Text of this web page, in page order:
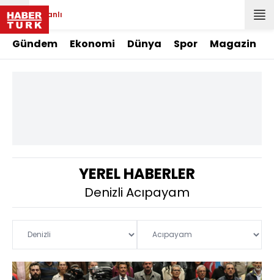
Canlı
Gündem Ekonomi Dünya Spor Magazin
YEREL HABERLER
Denizli Acıpayam